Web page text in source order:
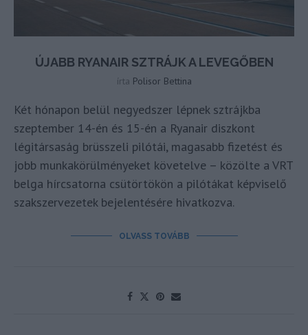
ÚJABB RYANAIR SZTRÁJK A LEVEGŐBEN
írta Polisor Bettina
Két hónapon belül negyedszer lépnek sztrájkba
szeptember 14-én és 15-én a Ryanair diszkont
légitársaság brüsszeli pilótái, magasabb fizetést és
jobb munkakörülményeket követelve – közölte a VRT
belga hírcsatorna csütörtökön a pilótákat képviselő
szakszervezetek bejelentésére hivatkozva.
OLVASS TOVÁBB